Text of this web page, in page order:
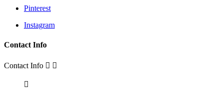
Pinterest
Instagram
Contact Info
Contact Info  
